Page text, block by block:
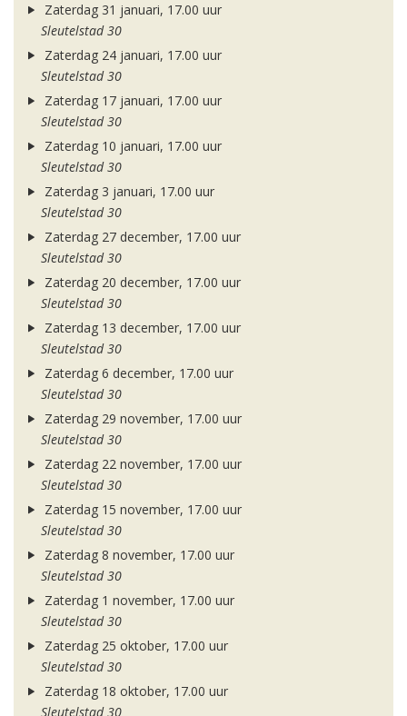
Zaterdag 31 januari, 17.00 uur
Sleutelstad 30
Zaterdag 24 januari, 17.00 uur
Sleutelstad 30
Zaterdag 17 januari, 17.00 uur
Sleutelstad 30
Zaterdag 10 januari, 17.00 uur
Sleutelstad 30
Zaterdag 3 januari, 17.00 uur
Sleutelstad 30
Zaterdag 27 december, 17.00 uur
Sleutelstad 30
Zaterdag 20 december, 17.00 uur
Sleutelstad 30
Zaterdag 13 december, 17.00 uur
Sleutelstad 30
Zaterdag 6 december, 17.00 uur
Sleutelstad 30
Zaterdag 29 november, 17.00 uur
Sleutelstad 30
Zaterdag 22 november, 17.00 uur
Sleutelstad 30
Zaterdag 15 november, 17.00 uur
Sleutelstad 30
Zaterdag 8 november, 17.00 uur
Sleutelstad 30
Zaterdag 1 november, 17.00 uur
Sleutelstad 30
Zaterdag 25 oktober, 17.00 uur
Sleutelstad 30
Zaterdag 18 oktober, 17.00 uur
Sleutelstad 30